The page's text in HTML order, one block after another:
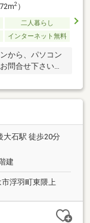
2）
二人暮らし
インターネット無料
から、パソコン
問合せ下さい
大石駅 徒歩20分
建
浮羽町東隈上